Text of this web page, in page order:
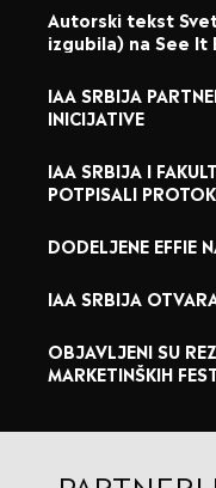
Autorski tekst
izgubila) na See It
IAA SRBIJA
INICIJATIVE
IAA SRBIJA I
POTPISALI
DODELJENE EFFIE
IAA SRBIJA
OBJAVLJENI SU
MARKETINŠKIH